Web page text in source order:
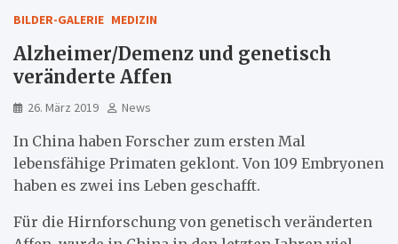
BILDER-GALERIE MEDIZIN
Alzheimer/Demenz und genetisch
veränderte Affen
26. März 2019 News
In China haben Forscher zum ersten Mal
lebensfähige Primaten geklont. Von 109 Embryonen
haben es zwei ins Leben geschafft.
Für die Hirnforschung von genetisch veränderten